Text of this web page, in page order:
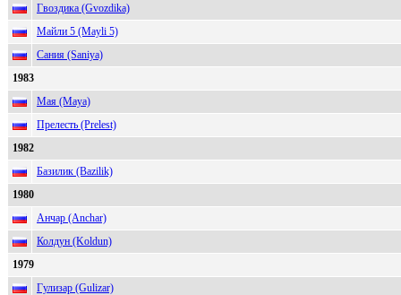
Гвоздика (Gvozdika)
Майли 5 (Mayli 5)
Сания (Saniya)
1983
Мая (Maya)
Прелесть (Prelest)
1982
Базилик (Bazilik)
1980
Анчар (Anchar)
Колдун (Koldun)
1979
Гулизар (Gulizar)